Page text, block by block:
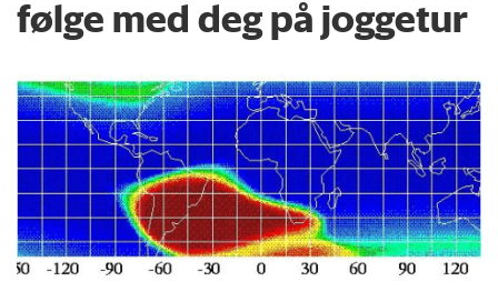
følge med deg på joggetur